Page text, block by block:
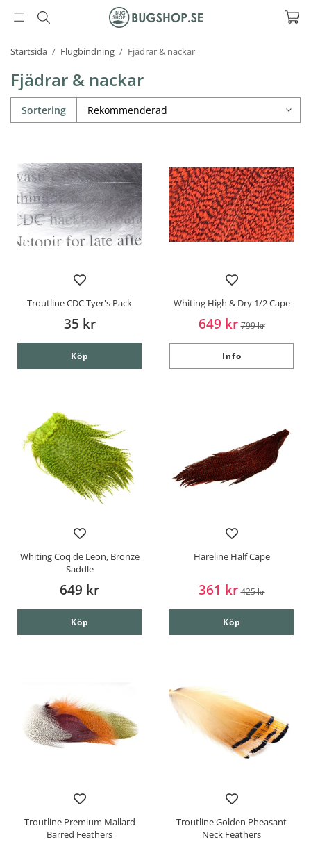
Startsida / Flugbindning / Fjädrar & nackar
Fjädrar & nackar
Sortering
Troutline CDC Tyer's Pack
35 kr
Köp
Whiting High & Dry 1/2 Cape
649 kr 799 kr
Info
Whiting Coq de Leon, Bronze
Saddle
649 kr
Köp
Hareline Half Cape
361 kr 425 kr
Köp
Troutline Premium Mallard
Barred Feathers
Troutline Golden Pheasant
Neck Feathers